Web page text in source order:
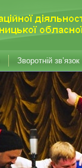
Зворотній зв’язок